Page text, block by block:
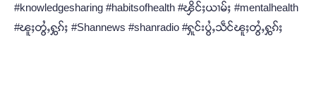
#knowledgesharing #habitsofhealth #ၾိင်ႈယၢမ်ႈ #mentalhealth
#ၽူႈတွႆႇႁွၵ်ႈ #Shannews #shanradio #ႁူင်းပွႆႇသဵင်ၽူႈတွႆႇႁွၵ်ႈ